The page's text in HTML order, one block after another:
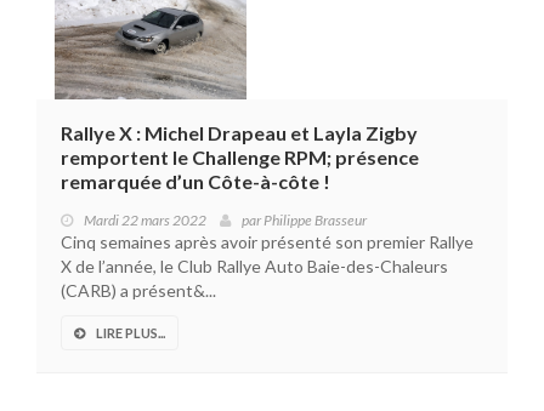
Rallye X : Michel Drapeau et Layla Zigby
remportent le Challenge RPM; présence
remarquée d’un Côte-à-côte !
Mardi 22 mars 2022 parPhilippe Brasseur
Cinq semaines après avoir présenté son premier Rallye
X de l’année, le Club Rallye Auto Baie-des-Chaleurs
(CARB) a présent&...
LIRE PLUS...